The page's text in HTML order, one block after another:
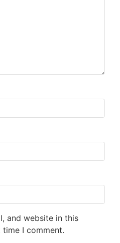
and website in this
I comment.